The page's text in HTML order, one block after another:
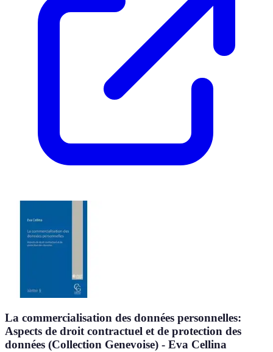
La commercialisation des données personnelles:
Aspects de droit contractuel et de protection des
données (Collection Genevoise) - Eva Cellina